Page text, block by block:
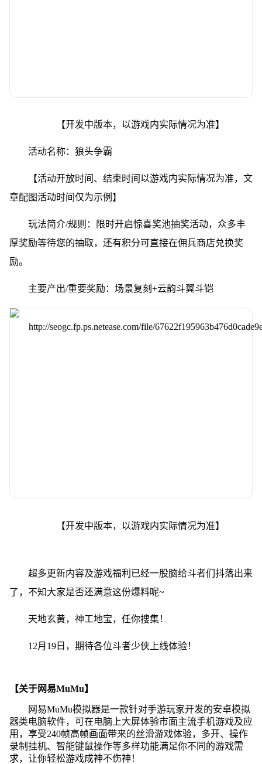
【开发中版本，以游戏内实际情况为准】
活动名称：狼头争霸
【活动开放时间、结束时间以游戏内实际情况为准，文
章配图活动时间仅为示例】
玩法简介/规则：限时开启惊喜奖池抽奖活动，众多丰
厚奖励等待您的抽取，还有积分可直接在佣兵商店兑换奖
励。
主要产出/重要奖励：场景复刻+云韵斗翼斗铠
【开发中版本，以游戏内实际情况为准】
超多更新内容及游戏福利已经一股脑给斗者们抖落出来
了，不知大家是否还满意这份爆料呢~
天地玄黄，神工地宝，任你搜集！
12月19日，期待各位斗者少侠上线体验！
【关于网易MuMu】
网易MuMu模拟器是一款针对手游玩家开发的安卓模拟
器类电脑软件，可在电脑上大屏体验市面主流手机游戏及应
用，享受240帧高帧画面带来的丝滑游戏体验，多开、操作
录制挂机、智能键鼠操作等多样功能满足你不同的游戏需
求，让你轻松游戏成神不伤神！